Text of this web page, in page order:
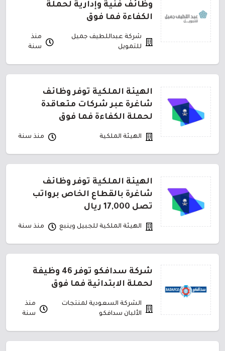
وظائف فنية وإدارية لحملة
الكفاءة فما فوق
شركة عبداللطيف جميل
للتمويل
منذ
سنة
الهيئة الملكية توفر وظائف
شاغرة عبر شركات متعاقدة
لحملة الكفاءة فما فوق
الهيئة الملكية منذ سنة
الهيئة الملكية توفر وظائف
شاغرة بالقطاع الخاص برواتب
تصل 17,000 ريال
الهيئة الملكية للجبيل وينبع منذ سنة
شركة سدافكو توفر 46 وظيفة
لحملة الابتدائية فما فوق
الشركة السعودية لمنتجات
الألبان سدافكو
منذ
سنة